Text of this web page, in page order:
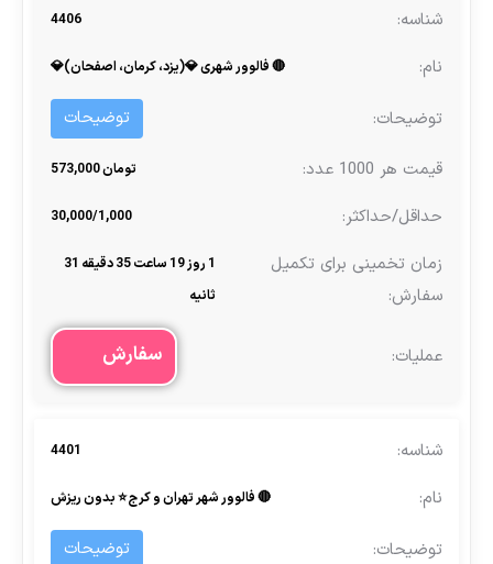
4406
🔴 فالوور شهری 💎(یزد، کرمان، اصفحان)💎
توضیحات
تومان 573,000
30,000/1,000
1 روز 19 ساعت 35 دقیقه 31
ثانیه
سفارش
4401
🔴 فالوور شهر تهران و کرج ⭐ بدون ریزش
توضیحات